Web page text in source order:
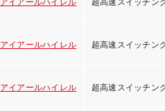
アイアールハイレル 超高速スイッチン
アイアールハイレル 超高速スイッチン
アイアールハイレル 超高速スイッチン